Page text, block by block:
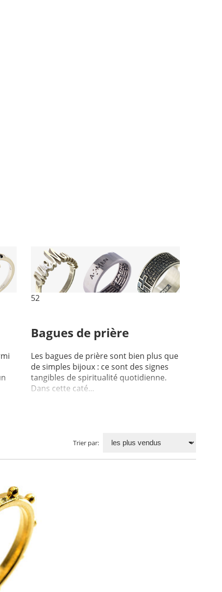
52
Bagues de prière
Les bagues de prière sont bien plus que
de simples bijoux : ce sont des signes
tangibles de spiritualité quotidienne.
Dans cette caté...
Trier par: